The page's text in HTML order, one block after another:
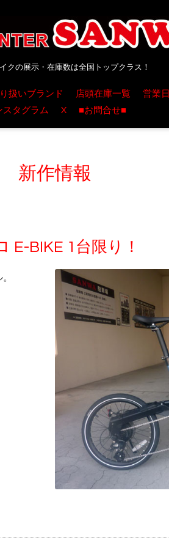
クの展示・在庫数は全国トップクラス！
扱いブランド 店頭在庫一覧 営業日
スタグラム
X ■お問合せ■
新作情報
E-BIKE 1台限り！